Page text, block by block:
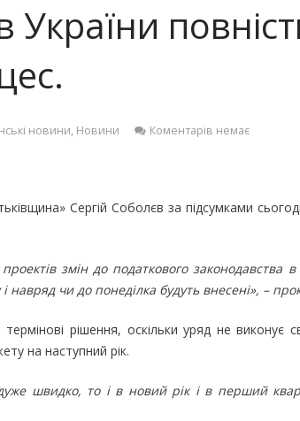
України
новини, Новини Коментарів немає
Сергій Соболєв за підсумками
змін до податкового законодавства
чи до понеділка будуть внесені», –
рішення, оскільки уряд не виконує
на наступний рік.
швидко, то і в новий рік і в перший